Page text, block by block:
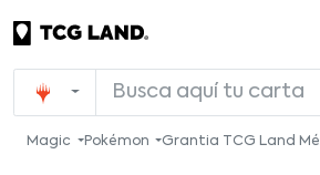
Magic Pokémon Grantia TCG Land